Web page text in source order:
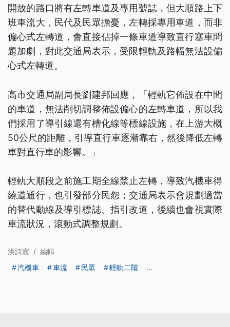
開放的路口將有左轉車道及專用號誌，但大順路上下
班車流大，民代及民眾擔憂，左轉採專用車道，而非
偏心式左轉道，會直接佔掉一條車道導致直行塞車問
題加劇，對此交通局表示，受限輕軌及路幅無法設偏
心式左轉道。
高市交通局副局長劉建邦回應，「輕軌它佈設在中間
的車道，無法削切調整佈設偏心的左轉車道，所以我
們採用了導引線還有槽化線等標線設施，在上游大概
50公尺的距離，引導直行車逐漸靠右，然後降低左轉
車對直行車的影響。」
輕軌大順段之前施工期全線禁止左轉，導致汽機車得
繞道通行，也引發部分民怨；交通局表示會規劃適當
的替代動線及導引標誌、指引改道，後續也會視實際
車流狀況，滾動式調整規劃。
洪詩宸 / 編輯
汽機車
車流 民眾 輕軌二階 ...